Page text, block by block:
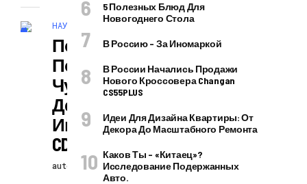
НАУКА И ТЕХНОЛОГИИ
Подростковый
Подтип Глиомы
Чувствителен К
Действию
Ингибиторов
CDK4 / 6
autopodcast 29.07.2026
5 Полезных Блюд Для
Новогоднего Стола
В Россию – За Иномаркой
В России Начались Продажи
Нового Кроссовера Changan
CS55PLUS
Идеи Для Дизайна Квартиры: От
Декора До Масштабного Ремонта
Каков Ты – «китаец»?
Исследование Подержанных
Авто.